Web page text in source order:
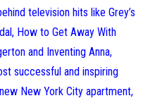
television hits like Grey’s
How to Get Away With
and Inventing Anna,
successful and inspiring
New York City apartment,